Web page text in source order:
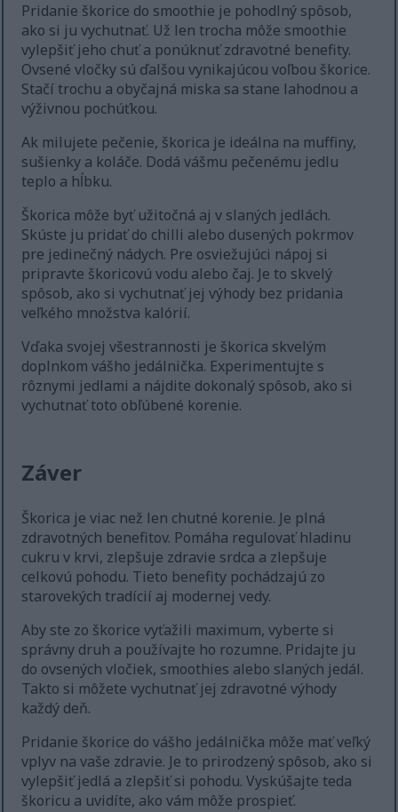
Pridanie škorice do smoothie je pohodlný spôsob,
ako si ju vychutnať. Už len trocha môže smoothie
vylepšiť jeho chuť a ponúknuť zdravotné benefity.
Ovsené vločky sú ďalšou vynikajúcou voľbou škorice.
Stačí trochu a obyčajná miska sa stane lahodnou a
výživnou pochúťkou.
Ak milujete pečenie, škorica je ideálna na muffiny,
sušienky a koláče. Dodá vášmu pečenému jedlu
teplo a hĺbku.
Škorica môže byť užitočná aj v slaných jedlách.
Skúste ju pridať do chilli alebo dusených pokrmov
pre jedinečný nádych. Pre osviežujúci nápoj si
pripravte škoricovú vodu alebo čaj. Je to skvelý
spôsob, ako si vychutnať jej výhody bez pridania
veľkého množstva kalórií.
Vďaka svojej všestrannosti je škorica skvelým
doplnkom vášho jedálnička. Experimentujte s
rôznymi jedlami a nájdite dokonalý spôsob, ako si
vychutnať toto obľúbené korenie.
Záver
Škorica je viac než len chutné korenie. Je plná
zdravotných benefitov. Pomáha regulovať hladinu
cukru v krvi, zlepšuje zdravie srdca a zlepšuje
celkovú pohodu. Tieto benefity pochádzajú zo
starovekých tradícií aj modernej vedy.
Aby ste zo škorice vyťažili maximum, vyberte si
správny druh a používajte ho rozumne. Pridajte ju
do ovsených vločiek, smoothies alebo slaných jedál.
Takto si môžete vychutnať jej zdravotné výhody
každý deň.
Pridanie škorice do vášho jedálnička môže mať veľký
vplyv na vaše zdravie. Je to prirodzený spôsob, ako si
vylepšiť jedlá a zlepšiť si pohodu. Vyskúšajte teda
škoricu a uvidíte, ako vám môže prospieť.